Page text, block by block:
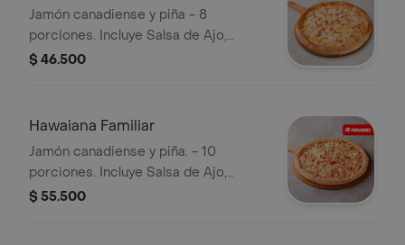
Jamón canadiense y piña - 8
porciones. Incluye Salsa de Ajo,
Sazonador Pimienta Roja y
$ 46.500
Hawaiana Familiar
Jamón canadiense y piña. - 10
porciones. Incluye Salsa de Ajo,
Sazonador Pimienta Roja y
$ 55.500